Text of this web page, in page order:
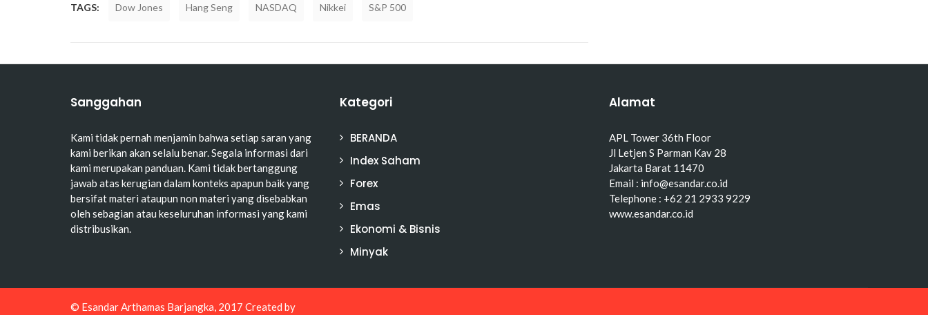
TAGS: Dow Jones Hang Seng NASDAQ Nikkei S&P 500
Sanggahan
Kami tidak pernah menjamin bahwa setiap saran yang
kami berikan akan selalu benar. Segala informasi dari
kami merupakan panduan. Kami tidak bertanggung
jawab atas kerugian dalam konteks apapun baik yang
bersifat materi ataupun non materi yang disebabkan
oleh sebagian atau keseluruhan informasi yang kami
distribusikan.
Kategori
BERANDA
Index Saham
Forex
Emas
Ekonomi & Bisnis
Minyak
Alamat
APL Tower 36th Floor
Jl Letjen S Parman Kav 28
Jakarta Barat 11470
Email : info@esandar.co.id
Telephone : +62 21 2933 9229
www.esandar.co.id
© Esandar Arthamas Barjangka, 2017 Created by